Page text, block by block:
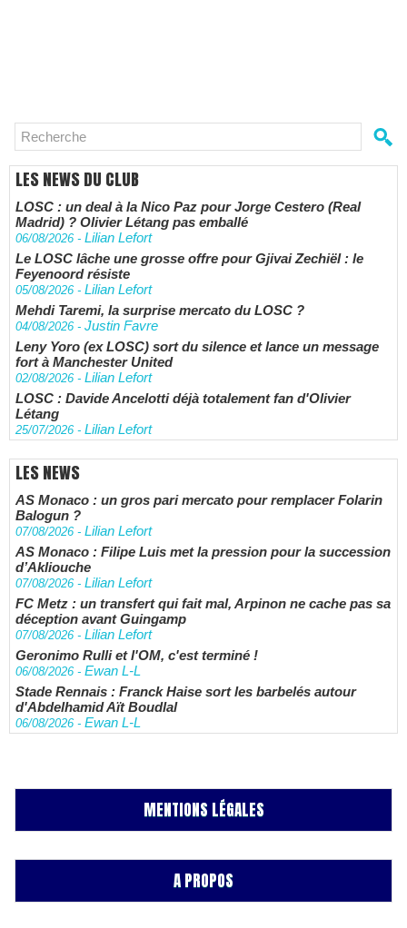
LES NEWS DU CLUB
LOSC : un deal à la Nico Paz pour Jorge Cestero (Real
Madrid) ? Olivier Létang pas emballé
06/08/2026 - Lilian Lefort
Le LOSC lâche une grosse offre pour Gjivai Zechiël : le
Feyenoord résiste
05/08/2026 - Lilian Lefort
Mehdi Taremi, la surprise mercato du LOSC ?
04/08/2026 - Justin Favre
Leny Yoro (ex LOSC) sort du silence et lance un message
fort à Manchester United
02/08/2026 - Lilian Lefort
LOSC : Davide Ancelotti déjà totalement fan d'Olivier
Létang
25/07/2026 - Lilian Lefort
LES NEWS
AS Monaco : un gros pari mercato pour remplacer Folarin
Balogun ?
07/08/2026 - Lilian Lefort
AS Monaco : Filipe Luis met la pression pour la succession
d’Akliouche
07/08/2026 - Lilian Lefort
FC Metz : un transfert qui fait mal, Arpinon ne cache pas sa
déception avant Guingamp
07/08/2026 - Lilian Lefort
Geronimo Rulli et l'OM, c'est terminé !
06/08/2026 - Ewan L-L
Stade Rennais : Franck Haise sort les barbelés autour
d'Abdelhamid Aït Boudlal
06/08/2026 - Ewan L-L
MENTIONS LÉGALES
A PROPOS